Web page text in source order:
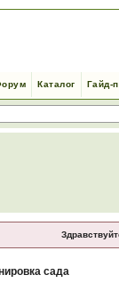
Каталог Гайд-
сада